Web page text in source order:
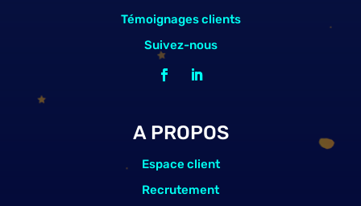
Témoignages clients
Suivez-nous
A PROPOS
Espace client
Recrutement